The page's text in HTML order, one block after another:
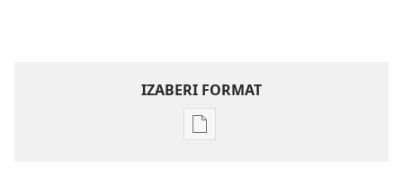
IZABERI FORMAT
Formati